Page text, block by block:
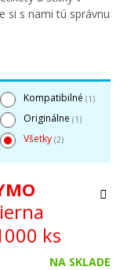
si s nami tú správnu
Kompatibilné (1)
Originálne (1)
Všetky (2)
ks
NA SKLADE